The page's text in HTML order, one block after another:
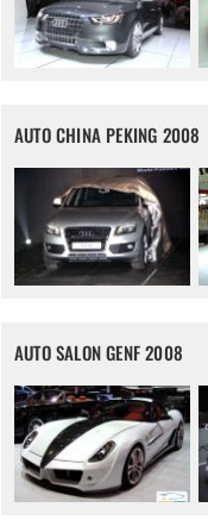
AUTO CHINA PEKING 2008
AUTO SALON GENF 2008